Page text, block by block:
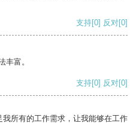
支持[0] 反对[0]
丰富。
支持[0] 反对[0]
所有的工作需求，让我能够在工作